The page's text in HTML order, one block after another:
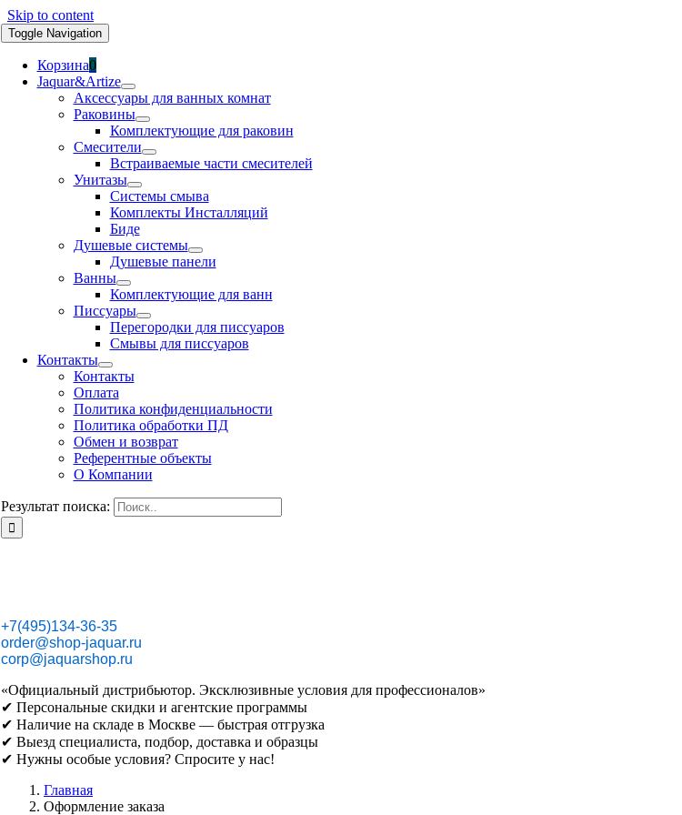
Skip to content
Toggle Navigation
Корзина0
Jaquar&Artize
Аксессуары для ванных комнат
Раковины
Комплектующие для раковин
Смесители
Встраиваемые части смесителей
Унитазы
Системы смыва
Комплекты Инсталляций
Биде
Душевые системы
Душевые панели
Ванны
Комплектующие для ванн
Писсуары
Перегородки для писсуаров
Смывы для писсуаров
Контакты
Контакты
Оплата
Политика конфиденциальности
Политика обработки ПД
Обмен и возврат
Референтные объекты
О Компании
Результат поиска:
+7(495)134-36-35
order@shop-jaquar.ru
corp@jaquarshop.ru
«Официальный дистрибьютор. Эксклюзивные условия для профессионалов»
✔ Персональные скидки и агентские программы
✔ Наличие на складе в Москве — быстрая отгрузка
✔ Выезд специалиста, подбор, доставка и образцы
✔ Нужны особые условия? Спросите у нас!
Главная
Оформление заказа